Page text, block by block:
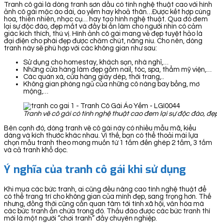
Tranh cô gái là dòng tranh sơn dầu có tính nghệ thuật cao với hình
ảnh cô gái mặc áo dài, áo yếm hay khoả thân…Được kết hợp cùng
hoa, thiên nhiên, nhạc cụ… hay tạo hình nghệ thuật. Qua đó đem
lại sự độc đáo, đẹp mắt và đầy bí ẩn làm cho người nhìn có cảm
giác kích thích, thú vị. Hình ảnh cô gái mang vẻ đẹp tuyệt hảo là
đại điện cho phái đẹp được chăm chút, nâng niu. Cho nên, dòng
tranh này sẽ phù hợp với các không gian như sau:
Sử dụng cho homestay, khách sạn, nhà nghỉ,…
Những cửa hàng làm đẹp gồm nail, tóc, spa, thẩm mỹ viện,…
Các quán xá, cửa hàng giày dép, thời trang,..
Không gian phòng ngủ của những cô nàng bay bổng, mơ
mộng,…
Tranh vẽ cô gái có tính nghệ thuật cao đem lại sự độc đáo,
Bên cạnh đó, dòng tranh vẽ cô gái này có nhiều mẫu mã, kiểu
dáng và kích thước khác nhau. Vì thế, bạn có thể thoải mái lựa
chọn mẫu tranh theo mong muốn từ 1 tấm đến ghép 2 tấm, 3 tấm
và cả tranh khổ dọc.
Ý nghĩa của tranh cô gái khi sử dụng
Khi mua các bức tranh, ai cũng đều nâng cao tính nghệ thuật để
có thể trang trí cho không gian của mình đẹp, sang trọng hơn. Thế
nhưng, đồng thời cũng cần quan tâm tới tính xã hội, văn hóa mà
các bức tranh ẩn chứa trong đó. Thấu đáo được các bức tranh thì
mới là một người “chơi tranh” đầy chuyên nghiệp.